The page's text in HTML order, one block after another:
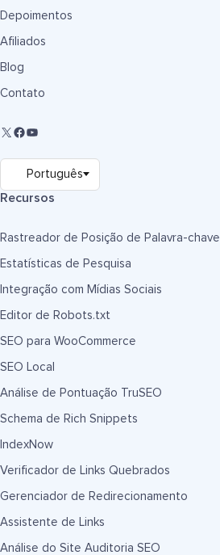
Depoimentos
Afiliados
Blog
Contato
Recursos
Rastreador de Posição de Palavra-chave
Estatísticas de Pesquisa
Integração com Mídias Sociais
Editor de Robots.txt
SEO para WooCommerce
SEO Local
Análise de Pontuação TruSEO
Schema de Rich Snippets
IndexNow
Verificador de Links Quebrados
Gerenciador de Redirecionamento
Assistente de Links
Análise do Site Auditoria SEO